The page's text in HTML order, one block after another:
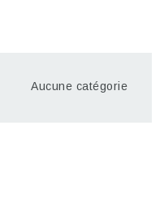
Aucune catégorie